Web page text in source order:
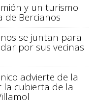
y un turismo
de Bercianos
se juntan para
por sus vecinas
advierte de la
cubierta de la